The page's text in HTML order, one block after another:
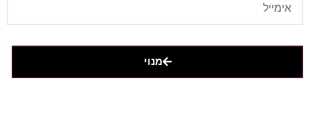
מנוי